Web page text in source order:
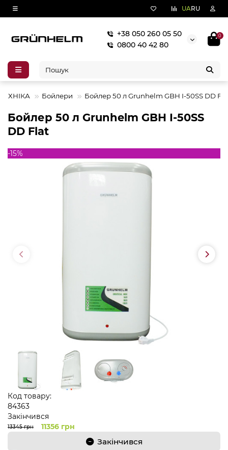
UARU
+38 050 260 05 50
0800 40 42 80
0
Бойлери Бойлер 50 л Grunhelm GBH I-50SS DD
Бойлер 50 л Grunhelm GBH I-50SS
DD Flat
-15%
Код товару:
84363
Закінчився
13345 грн 11356 грн
Закінчився